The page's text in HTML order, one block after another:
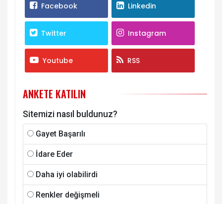
Facebook Linkedin
Twitter Instagram
Youtube RSS
ANKETE KATILIN
Sitemizi nasıl buldunuz?
Gayet Başarılı
İdare Eder
Daha iyi olabilirdi
Renkler değişmeli